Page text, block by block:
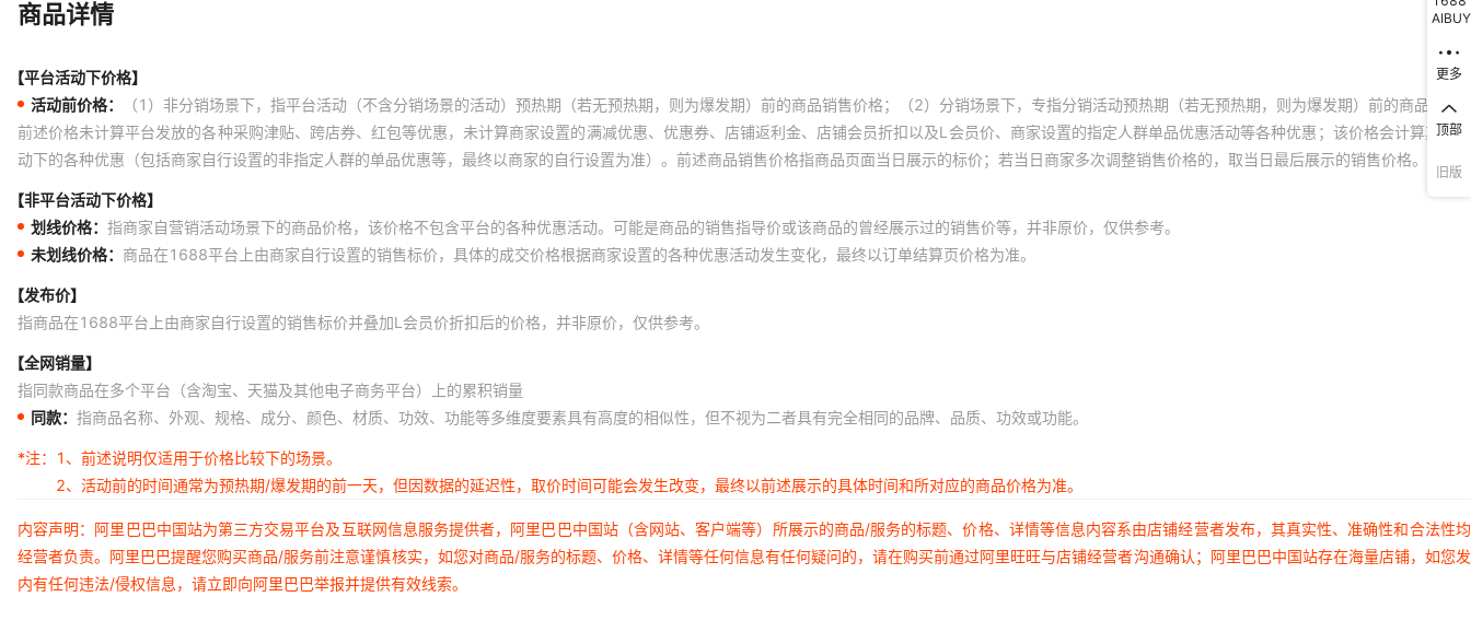
商品详情
【平台活动下价格】
活动前价格：
（1）非分销场景下，指平台活动（不含分销场景的活动）预热期（若无预热期，则为爆发期）前的商品销售价格；（2）分销场景下，专指分销活动预热期（若无预热期，则为爆发期）前的商品销售
前述价格未计算平台发放的各种采购津贴、跨店券、红包等优惠，未计算商家设置的满减优惠、优惠券、店铺返利金、店铺会员折扣以及L会员价、商家设置的指定人群单品优惠活动等各种优惠；该价格会计算其他
动下的各种优惠（包括商家自行设置的非指定人群的单品优惠等，最终以商家的自行设置为准）。前述商品销售价格指商品页面当日展示的标价；若当日商家多次调整销售价格的，取当日最后展示的销售价格。
【非平台活动下价格】
划线价格： 指商家自营销活动场景下的商品价格，该价格不包含平台的各种优惠活动。可能是商品的销售指导价或该商品的曾经展示过的销售价等，并非原价，仅供参考。
未划线价格： 商品在1688平台上由商家自行设置的销售标价，具体的成交价格根据商家设置的各种优惠活动发生变化，最终以订单结算页价格为准。
【发布价】
指商品在1688平台上由商家自行设置的销售标价并叠加L会员价折扣后的价格，并非原价，仅供参考。
【全网销量】
指同款商品在多个平台（含淘宝、天猫及其他电子商务平台）上的累积销量
同款： 指商品名称、外观、规格、成分、颜色、材质、功效、功能等多维度要素具有高度的相似性，但不视为二者具有完全相同的品牌、品质、功效或功能。
*注：
1、前述说明仅适用于价格比较下的场景。
2、活动前的时间通常为预热期/爆发期的前一天，但因数据的延迟性，取价时间可能会发生改变，最终以前述展示的具体时间和所对应的商品价格为准。
内容声明：阿里巴巴中国站为第三方交易平台及互联网信息服务提供者，阿里巴巴中国站（含网站、客户端等）所展示的商品/服务的标题、价格、详情等信息内容系由店铺经营者发布，其真实性、准确性和合法性
经营者负责。阿里巴巴提醒您购买商品/服务前注意谨慎核实，如您对商品/服务的标题、价格、详情等任何信息有任何疑问的，请在购买前通过阿里旺旺与店铺经营者沟通确认；阿里巴巴中国站存在海量店铺，如您
内有任何违法/侵权信息，请立即向阿里巴巴举报并提供有效线索。
AIBUY
更多
顶部
旧版